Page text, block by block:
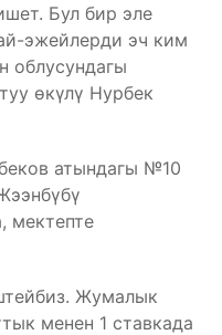
Бул бир эле
эжейлерди эч ким
облусундагы
өкүлү Нурбек
атындагы №10
мектепте
Жумалык
менен 1 ставкада